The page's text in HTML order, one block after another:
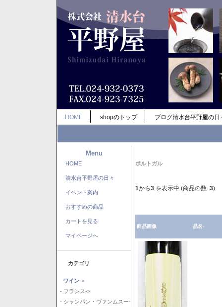
HOME shopのトップ ブログ清水台平野屋の日
Menu
HOME
清水台平野屋の日々
イベント案内
おすすめの商品
カートを見る
マイページへ
カテゴリ
ワイン->
- フランス->
- シャンパン・ヴァンムスー-
ポルトガル
1から3 を表示中 (商品の数: 3)
商品画像 品名-